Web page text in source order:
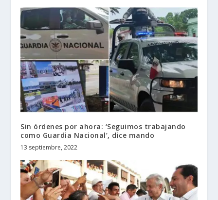
Sin órdenes por ahora: ‘Seguimos trabajando
como Guardia Nacional’, dice mando
13 septiembre, 2022